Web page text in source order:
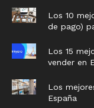
Los 10
de pago)
Los 15
vender en
Los
España